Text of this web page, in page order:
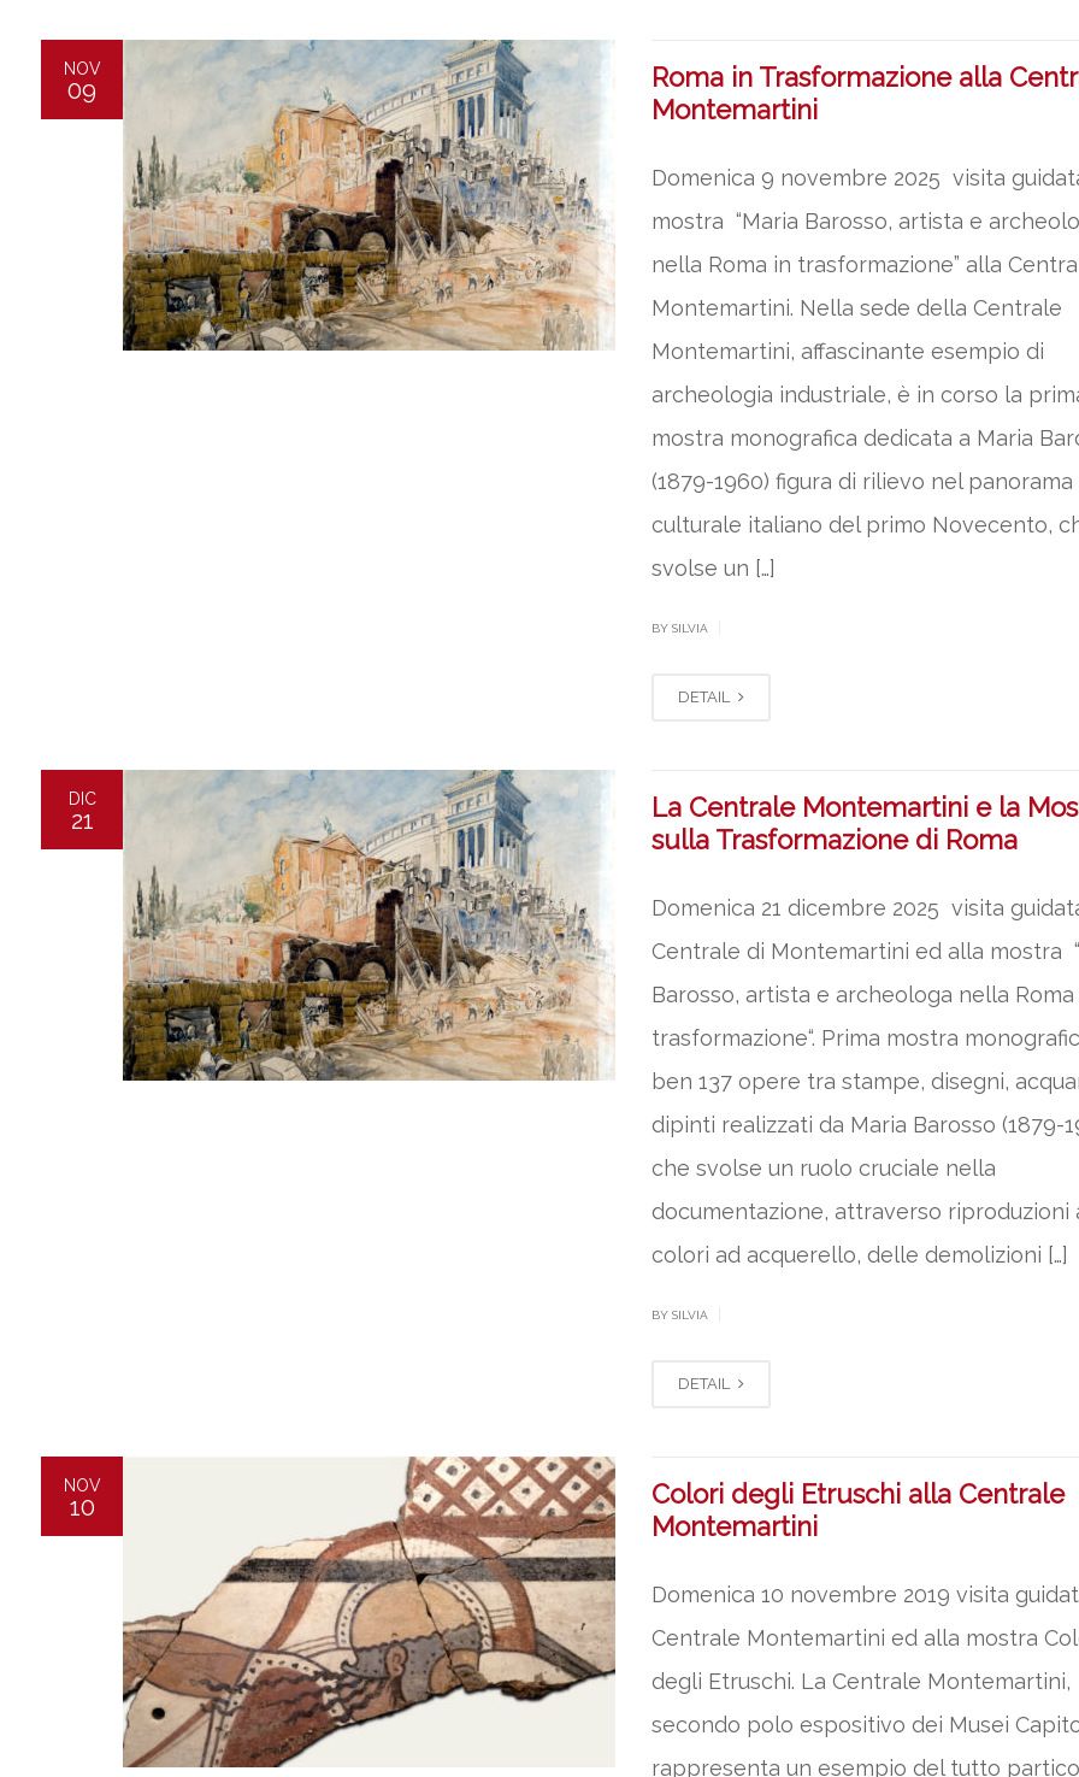
NOV
09
Roma in Trasformazione alla
Montemartini
Domenica 9 novembre 2025 visita
mostra “Maria Barosso, artista e
nella Roma in trasformazione” alla
Montemartini. Nella sede della Centrale
Montemartini, affascinante esempio di
archeologia industriale, è in corso la
mostra monografica dedicata a Maria
(1879-1960) figura di rilievo nel panorama
culturale italiano del primo Novecento,
svolse un […]
BY SILVIA
DETAIL
DIC
21
La Centrale Montemartini e la
sulla Trasformazione di Roma
Domenica 21 dicembre 2025 visita
Centrale di Montemartini ed alla mostra
Barosso, artista e archeologa nella Roma
trasformazione“. Prima mostra
ben 137 opere tra stampe, disegni,
dipinti realizzati da Maria Barosso (1879-
che svolse un ruolo cruciale nella
documentazione, attraverso riproduzioni
colori ad acquerello, delle demolizioni […]
BY SILVIA
DETAIL
NOV
10
Colori degli Etruschi alla Centrale
Montemartini
Domenica 10 novembre 2019 visita
Centrale Montemartini ed alla mostra
degli Etruschi. La Centrale Montemartini,
secondo polo espositivo dei Musei
rappresenta un esempio del tutto